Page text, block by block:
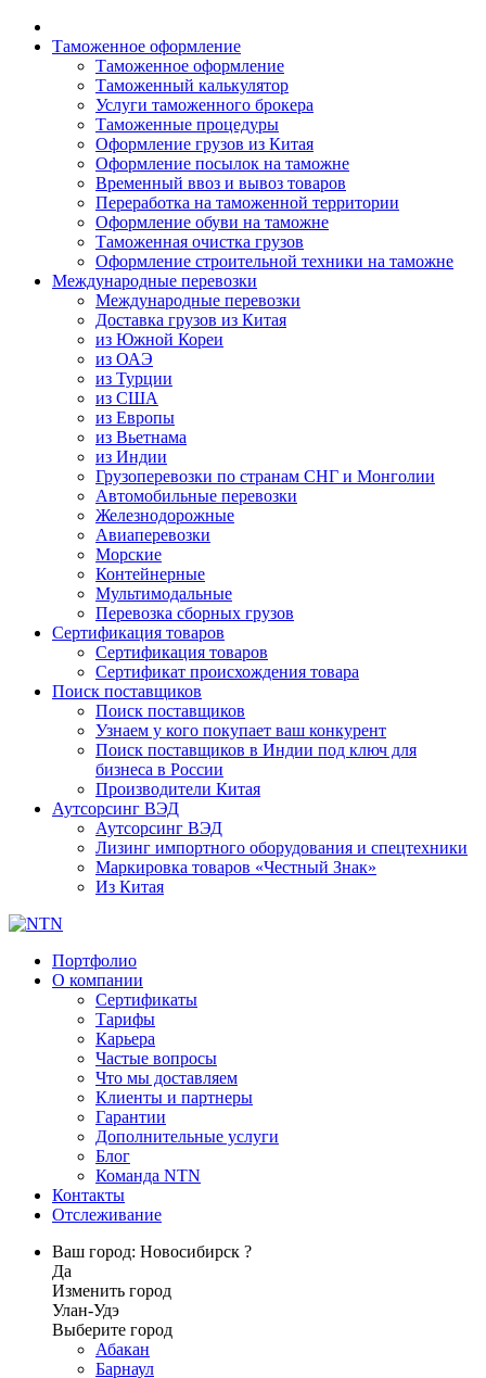
Таможенное оформление
Таможенное оформление
Таможенный калькулятор
Услуги таможенного брокера
Таможенные процедуры
Оформление грузов из Китая
Оформление посылок на таможне
Временный ввоз и вывоз товаров
Переработка на таможенной территории
Оформление обуви на таможне
Таможенная очистка грузов
Оформление строительной техники на таможне
Международные перевозки
Международные перевозки
Доставка грузов из Китая
из Южной Кореи
из ОАЭ
из Турции
из США
из Европы
из Вьетнама
из Индии
Грузоперевозки по странам СНГ и Монголии
Автомобильные перевозки
Железнодорожные
Авиаперевозки
Морские
Контейнерные
Мультимодальные
Перевозка сборных грузов
Сертификация товаров
Сертификация товаров
Сертификат происхождения товара
Поиск поставщиков
Поиск поставщиков
Узнаем у кого покупает ваш конкурент
Поиск поставщиков в Индии под ключ для
бизнеса в России
Производители Китая
Аутсорсинг ВЭД
Аутсорсинг ВЭД
Лизинг импортного оборудования и спецтехники
Маркировка товаров «Честный Знак»
Из Китая
Портфолио
О компании
Сертификаты
Тарифы
Карьера
Частые вопросы
Что мы доставляем
Клиенты и партнеры
Гарантии
Дополнительные услуги
Блог
Команда NTN
Контакты
Отслеживание
Ваш город: Новосибирск ?
Да
Изменить город
Улан-Удэ
Выберите город
Абакан
Барнаул